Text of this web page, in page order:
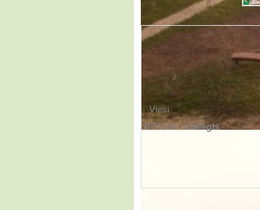
BBCode -izslēgts